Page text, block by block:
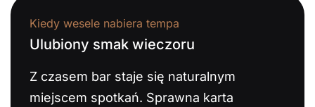
Kiedy wesele nabiera tempa
Ulubiony smak wieczoru
Z czasem bar staje się naturalnym
miejscem spotkań. Sprawna karta